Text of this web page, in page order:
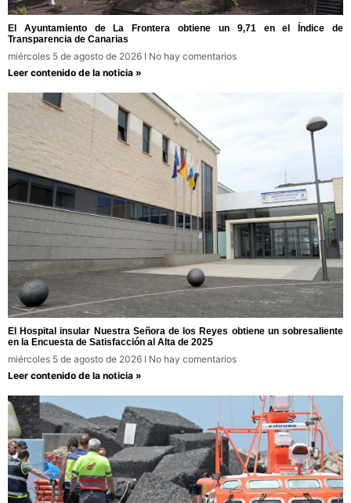
El Ayuntamiento de La Frontera obtiene un 9,71 en el Índice de
Transparencia de Canarias
miércoles 5 de agosto de 2026
No hay comentarios
Leer contenido de la noticia »
El Hospital insular Nuestra Señora de los Reyes obtiene un sobresaliente
en la Encuesta de Satisfacción al Alta de 2025
miércoles 5 de agosto de 2026
No hay comentarios
Leer contenido de la noticia »